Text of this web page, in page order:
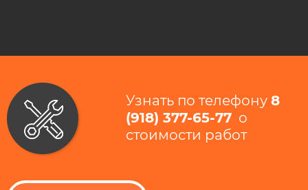
Узнать по телефону 8
(918) 377-65-77 ​ о
стоимости работ​